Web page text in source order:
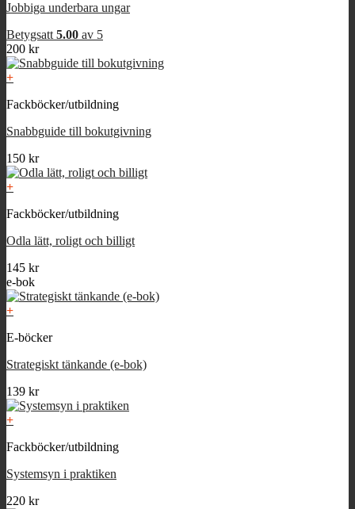
Jobbiga underbara ungar
Betygsatt 5.00 av 5
200 kr
+
Fackböcker/utbildning
Snabbguide till bokutgivning
150 kr
+
Fackböcker/utbildning
Odla lätt, roligt och billigt
145 kr
e-bok
+
E-böcker
Strategiskt tänkande (e-bok)
139 kr
+
Fackböcker/utbildning
Systemsyn i praktiken
220 kr